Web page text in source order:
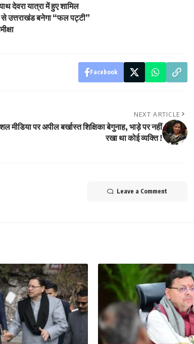
देवरा यात्रा में हुए शामिल
उत्तराखंड बनेगा “फल पट्टी”
Facebook
NEXT ARTICLE
मीडिया पर अपील बर्खास्त शिक्षिका बेगुनाह, भाड़े पर नहीं
रखा था कोई व्यक्ति !
Leave a Comment